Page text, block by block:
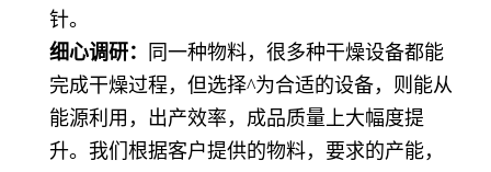
针。
细心调研：
同一种物料，很多种干燥设备都能
完成干燥过程，但选择^为合适的设备，则能从
能源利用，出产效率，成品质量上大幅度提
升。我们根据客户提供的物料，要求的产能，